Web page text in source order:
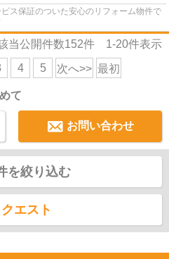
ス保証のついた安心のリフォーム物件で
当公開件数152件 1-20件表示
4 5 次へ>> 最初
て
お問い合わせ
を絞り込む
エスト